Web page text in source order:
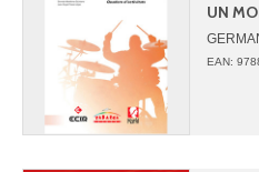
UN
JUAN
EAN: